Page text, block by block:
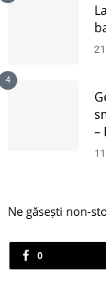
4
–
Ne găsești non-
0